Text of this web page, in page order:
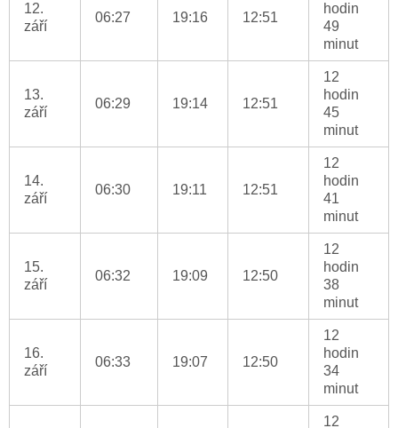
12.
září
06:27 19:16 12:51
hodin
49
minut
13.
září
06:29 19:14 12:51
12
hodin
45
minut
14.
září
06:30 19:11 12:51
12
hodin
41
minut
15.
září
06:32 19:09 12:50
12
hodin
38
minut
16.
září
06:33 19:07 12:50
12
hodin
34
minut
12